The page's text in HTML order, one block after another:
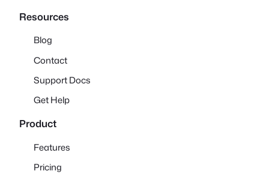
Resources
Blog
Contact
Support Docs
Get Help
Product
Features
Pricing